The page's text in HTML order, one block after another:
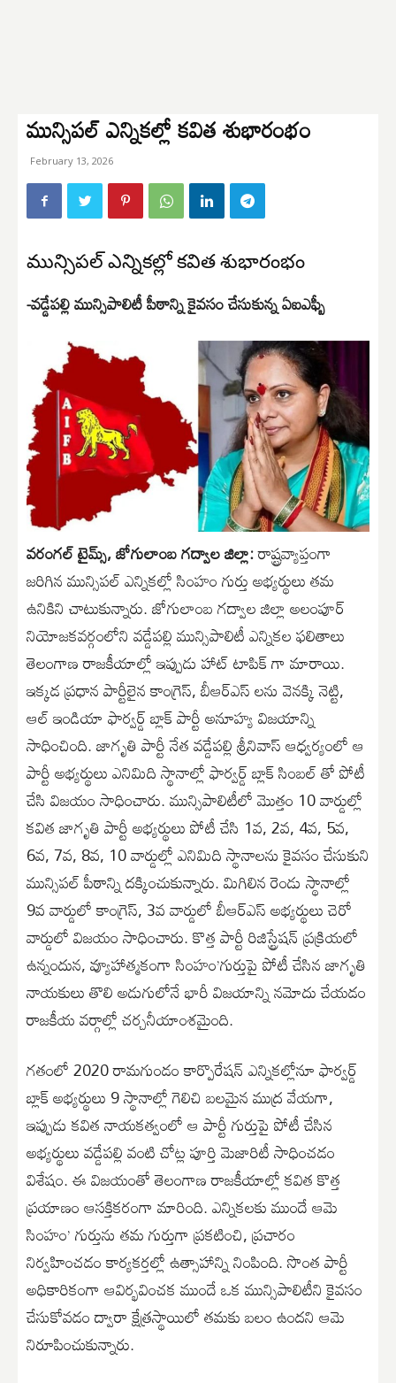
మున్సిపల్ ఎన్నికల్లో కవిత శుభారంభం
February 13, 2026
మున్సిపల్ ఎన్నికల్లో కవిత శుభారంభం
-వడ్డేపల్లి మున్సిపాలిటీ పీఠాన్ని కైవసం చేసుకున్న ఏఐఎఫ్బీ
వరంగల్ టైమ్స్, జోగులాంబ గద్వాల జిల్లా:రాష్ట్రవ్యాప్తంగా
జరిగిన మున్సిపల్ ఎన్నికల్లో సింహం గుర్తు అభ్యర్థులు తమ
ఉనికిని చాటుకున్నారు. జోగులాంబ గద్వాల జిల్లా అలంపూర్
నియోజకవర్గంలోని వడ్డేపల్లి మున్సిపాలిటీ ఎన్నికల ఫలితాలు
తెలంగాణ రాజకీయాల్లో ఇప్పుడు హాట్ టాపిక్ గా మారాయి.
ఇక్కడ ప్రధాన పార్టీలైన కాంగ్రెస్, బీఆర్ఎస్ లను వెనక్కి నెట్టి,
ఆల్ ఇండియా ఫార్వర్డ్ బ్లాక్ పార్టీ అనూహ్య విజయాన్ని
సాధించింది. జాగృతి పార్టీ నేత వడ్డేపల్లి శ్రీనివాస్ ఆధ్వర్యంలో ఆ
పార్టీ అభ్యర్థులు ఎనిమిది స్థానాల్లో ఫార్వర్డ్ బ్లాక్ సింబల్ తో పోటీ
చేసి విజయం సాధించారు. మున్సిపాలిటీలో మొత్తం 10 వార్డుల్లో
కవిత జాగృతి పార్టీ అభ్యర్థులు పోటీ చేసి 1వ, 2వ, 4వ, 5వ,
6వ, 7వ, 8వ, 10 వార్డుల్లో ఎనిమిది స్థానాలను కైవసం చేసుకుని
మున్సిపల్ పీఠాన్ని దక్కించుకున్నారు. మిగిలిన రెండు స్థానాల్లో
9వ వార్డులో కాంగ్రెస్, 3వ వార్డులో బీఆర్ఎస్ అభ్యర్థులు చెరో
వార్డులో విజయం సాధించారు. కొత్త పార్టీ రిజిస్ట్రేషన్ ప్రక్రియలో
ఉన్నందున, వ్యూహాత్మకంగా సింహం’గుర్తుపై పోటీ చేసిన జాగృతి
నాయకులు తొలి అడుగులోనే భారీ విజయాన్ని నమోదు చేయడం
రాజకీయ వర్గాల్లో చర్చనీయాంశమైంది.
గతంలో 2020 రామగుండం కార్పొరేషన్ ఎన్నికల్లోనూ ఫార్వర్డ్
బ్లాక్ అభ్యర్థులు 9 స్థానాల్లో గెలిచి బలమైన ముద్ర వేయగా,
ఇప్పుడు కవిత నాయకత్వంలో ఆ పార్టీ గుర్తుపై పోటీ చేసిన
అభ్యర్థులు వడ్డేపల్లి వంటి చోట్ల పూర్తి మెజారిటీ సాధించడం
విశేషం. ఈ విజయంతో తెలంగాణ రాజకీయాల్లో కవిత కొత్త
ప్రయాణం ఆసక్తికరంగా మారింది. ఎన్నికలకు ముందే ఆమె
సింహం’ గుర్తును తమ గుర్తుగా ప్రకటించి, ప్రచారం
నిర్వహించడం కార్యకర్తల్లో ఉత్సాహాన్ని నింపింది. సొంత పార్టీ
అధికారికంగా ఆవిర్భవించక ముందే ఒక మున్సిపాలిటీని కైవసం
చేసుకోవడం ద్వారా క్షేత్రస్థాయిలో తమకు బలం ఉందని ఆమె
నిరూపించుకున్నారు.